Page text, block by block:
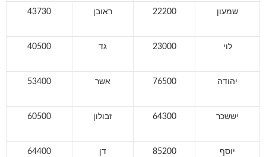
שמעון 22200 ראובן 43730
לוי 23000 גד 40500
יהודה 76500 אשר 53400
יששכר 64300 זבולון 60500
יוסף 85200 דן 64400